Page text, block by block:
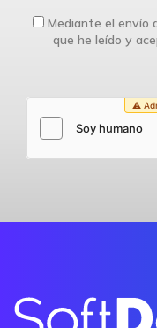
Mediante el envío
que he leído y